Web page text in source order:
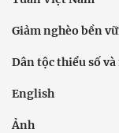
Giảm nghèo bền
Dân tộc thiểu số
English
Ảnh